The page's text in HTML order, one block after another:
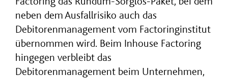
neben dem Ausfallrisiko auch das
Debitorenmanagement vom Factoringinstitut
übernommen wird. Beim Inhouse Factoring
hingegen verbleibt das
Debitorenmanagement beim Unternehmen,